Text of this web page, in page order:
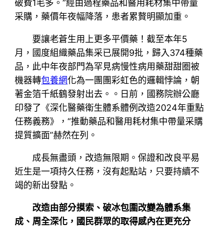
破費1毛多。”經由過程藥品和醫用耗材集中帶量
采購，藥價年夜幅降落，患者累贅明顯加重。
要讓老蒼生用上更多平價藥！截至本年5
月，國度組織藥品集采已展開9批，歸入374種藥
品，此中年夜部門為罕見病慢性病用藥甜甜圈被
機器轉包養網化為一團團彩虹色的邏輯悖論，朝
著金箔千紙鶴發射出去。。日前，國務院辦公廳
印發了《深化醫藥衛生體系體例改造2024年重點
任務義務》，“推動藥品和醫用耗材集中帶量采購
提質擴面”赫然在列。
成長無盡頭，改造無限期。保證和改良平易
近生是一項持久任務，沒有起點站，只要持續不
竭的新出發點。
改造由部分摸索、破冰包圍改變為體系集
成、周全深化，國民群眾的取得感內在更充分